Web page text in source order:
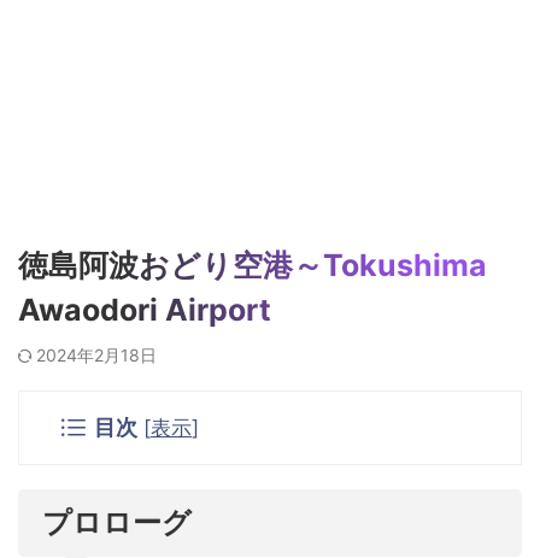
徳島阿波おどり空港～Tokushima
Awaodori Airport
2024年2月18日
目次 [表示]
プロローグ